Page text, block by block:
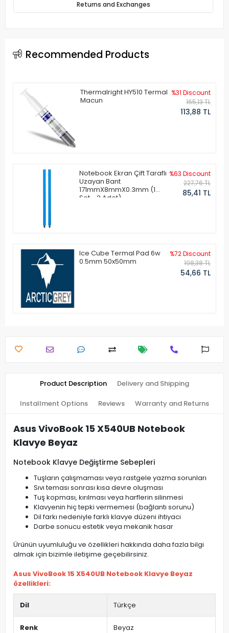
Returns and Exchanges
Recommended Products
Thermalright HY510 Termal
Macun
%31 Discount
165,13 TL
113,88 TL
Notebook Ekran Çift Taraflı
Uzayan Bant
171mmX8mmX0.3mm (1
Set - 2 Adet)
%63 Discount
227,76 TL
85,41 TL
Ice Cube Termal Pad 6w
0.5mm 50x50mm
%72 Discount
198,38 TL
54,66 TL
Product Description Delivery and Shipping
Installment Options Reviews Warranty and Returns
Asus VivoBook 15 X540UB Notebook
Klavye Beyaz
Notebook Klavye Değiştirme Sebepleri
Tuşların çalışmaması veya rastgele yazma sorunları
Sıvı teması sonrası kısa devre oluşması
Tuş kopması, kırılması veya harflerin silinmesi
Klavyenin hiç tepki vermemesi (bağlantı sorunu)
Dil farkı nedeniyle farklı klavye düzeni ihtiyacı
Darbe sonucu estetik veya mekanik hasar
Ürünün uyumluluğu ve özellikleri hakkında daha fazla bilgi
almak için bizimle iletişime geçebilirsiniz.
Asus VivoBook 15 X540UB Notebook Klavye Beyaz
özellikleri:
Dil Türkçe
Renk Beyaz